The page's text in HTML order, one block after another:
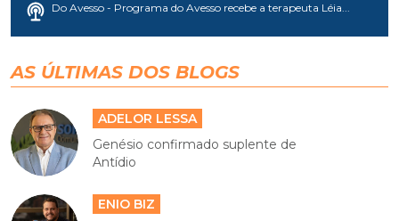
Do Avesso - Programa do Avesso recebe a terapeuta Léia...
AS ÚLTIMAS DOS BLOGS
ADELOR LESSA
Genésio confirmado suplente de
Antídio
ENIO BIZ